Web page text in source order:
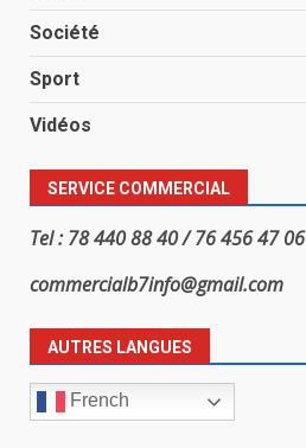
Société
Sport
Vidéos
SERVICE COMMERCIAL
Tel : 78 440 88 40 / 76 456 47 06
commercialb7info@gmail.com
AUTRES LANGUES
French